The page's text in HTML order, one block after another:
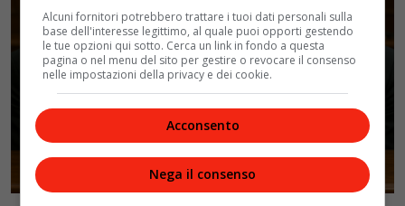
Glamour & Gossip
Alcuni fornitori potrebbero trattare i tuoi dati personali sulla
base dell'interesse legittimo, al quale puoi opporti gestendo
le tue opzioni qui sotto. Cerca un link in fondo a questa
pagina o nel menu del sito per gestire o revocare il consenso
nelle impostazioni della privacy e dei cookie.
Acconsento
Nega il consenso